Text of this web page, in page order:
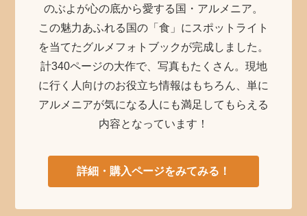
のぶよが心の底から愛する国・アルメニア。
この魅力あふれる国の「食」にスポットライト
を当てたグルメフォトブックが完成しました。
計340ページの大作で、写真もたくさん。現地
に行く人向けのお役立ち情報はもちろん、単に
アルメニアが気になる人にも満足してもらえる
内容となっています！
詳細・購入ページをみてみる！